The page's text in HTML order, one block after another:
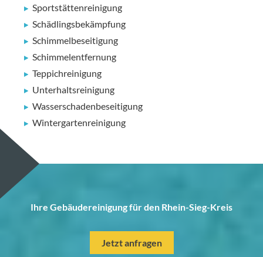
Sportstättenreinigung
Schädlingsbekämpfung
Schimmelbeseitigung
Schimmelentfernung
Teppichreinigung
Unterhaltsreinigung
Wasserschadenbeseitigung
Wintergartenreinigung
Ihre Gebäudereinigung für den Rhein-Sieg-Kreis
Jetzt anfragen